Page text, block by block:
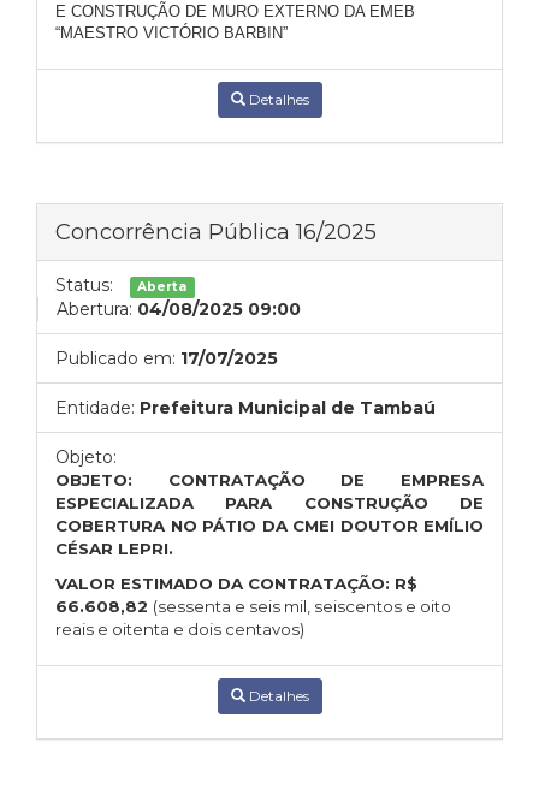
E CONSTRUÇÃO DE MURO EXTERNO DA EMEB
“MAESTRO VICTÓRIO BARBIN”
Detalhes
Concorrência Pública 16/2025
Status: Aberta
Abertura: 04/08/2025 09:00
Publicado em: 17/07/2025
Entidade: Prefeitura Municipal de Tambaú
Objeto:
OBJETO: CONTRATAÇÃO DE EMPRESA
ESPECIALIZADA PARA CONSTRUÇÃO DE
COBERTURA NO PÁTIO DA CMEI DOUTOR EMÍLIO
CÉSAR LEPRI.
VALOR ESTIMADO DA CONTRATAÇÃO: R$
66.608,82 (sessenta e seis mil, seiscentos e oito
reais e oitenta e dois centavos)
Detalhes